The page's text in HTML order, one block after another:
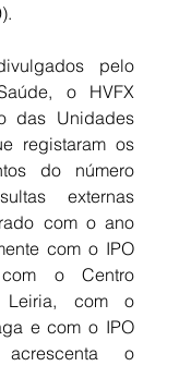
pelo
o HVFX
das Unidades
registaram os
do número
externas
com o ano
com o IPO
o Centro
Leiria, com o
e com o IPO
o